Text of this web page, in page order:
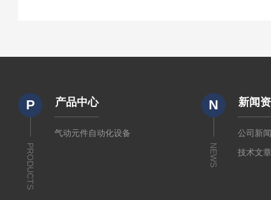
P
PRODUCTS
产品中心
气动元件自动化设备
N
NEWS
新闻
公司新
技术文